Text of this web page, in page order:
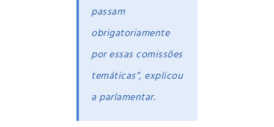
passam
obrigatoriamente
por essas comissões
temáticas”, explicou
a parlamentar.